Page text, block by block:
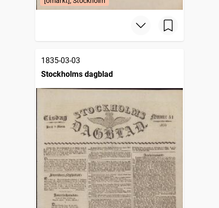
1835-03-03
Stockholms dagblad